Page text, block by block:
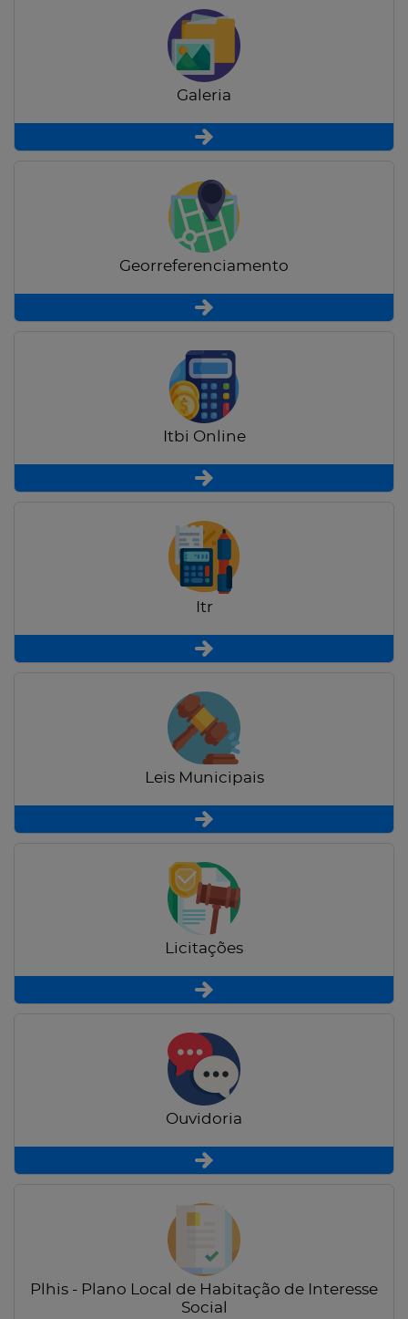
Galeria
Georreferenciamento
Itbi Online
Itr
Leis Municipais
Licitações
Ouvidoria
Plhis - Plano Local de Habitação de Interesse
Social